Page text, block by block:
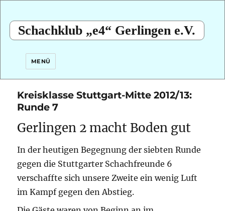
Schachklub „e4“ Gerlingen e.V.
MENÜ
Kreisklasse Stuttgart-Mitte 2012/13:
Runde 7
Gerlingen 2 macht Boden gut
In der heutigen Begegnung der siebten Runde
gegen die Stuttgarter Schachfreunde 6
verschaffte sich unsere Zweite ein wenig Luft
im Kampf gegen den Abstieg.